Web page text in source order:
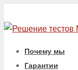
Почему мы
Гарантии